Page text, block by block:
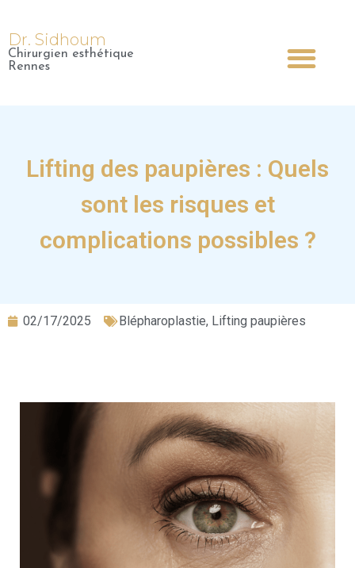
Dr. Sidhoum
Chirurgien esthétique
Rennes
Lifting des paupières : Quels
sont les risques et
complications possibles ?
02/17/2025 Blépharoplastie, Lifting paupières